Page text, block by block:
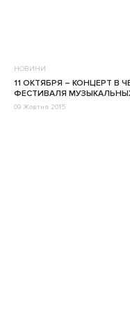
НОВИНИ
11 ОКТЯБРЯ – КОНЦЕРТ В
ФЕСТИВАЛЯ
09 Жовтня 2015